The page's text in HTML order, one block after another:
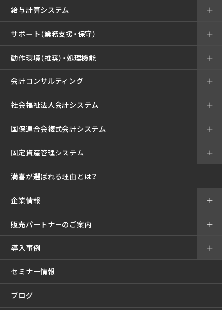
給与計算システム ＋
サポート（業務支援・保守） ＋
動作環境（推奨）・処理機能 ＋
会計コンサルティング ＋
社会福祉法人会計システム ＋
国保連合会複式会計システム ＋
固定資産管理システム ＋
満喜が選ばれる理由とは？
企業情報 ＋
販売パートナーのご案内 ＋
導入事例
セミナー情報
＋
ブログ